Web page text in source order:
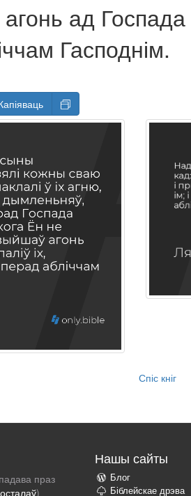
ад Госпада
Гасподнім.
Спіс кніг
праз
)
Нашы сайты
Блог
Біблейскае дрэва